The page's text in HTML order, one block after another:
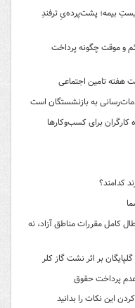
بیمه؛ پشت‌پرده‌یِ ترفندِ
و موقت چگونه پرداخت
هفته تامین اجتماعی
به بازنشستگان است
برای کسب‌وکارها
کدامند؟
کامل مقررات مناطق آزاد، نه
پرداخت حقوق
این نکات را بدانید